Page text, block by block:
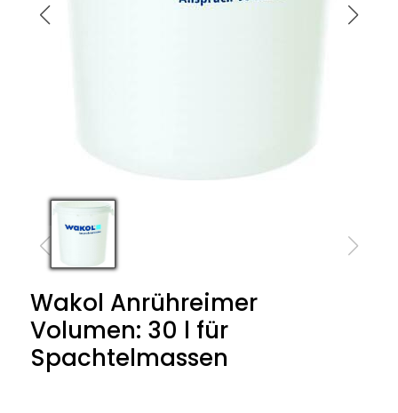
Wakol Anrühreimer
Volumen: 30 l für
Spachtelmassen